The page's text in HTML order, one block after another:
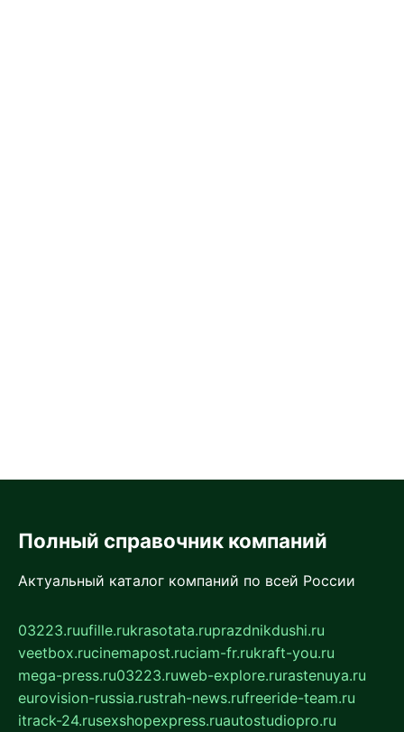
Полный справочник компаний
Актуальный каталог компаний по всей России
03223.ruufille.rukrasotata.ruprazdnikdushi.ru
veetbox.rucinemapost.ruciam-fr.rukraft-you.ru
mega-press.ru03223.ruweb-explore.rurastenuya.ru
eurovision-russia.rustrah-news.rufreeride-team.ru
itrack-24.rusexshopexpress.ruautostudiopro.ru